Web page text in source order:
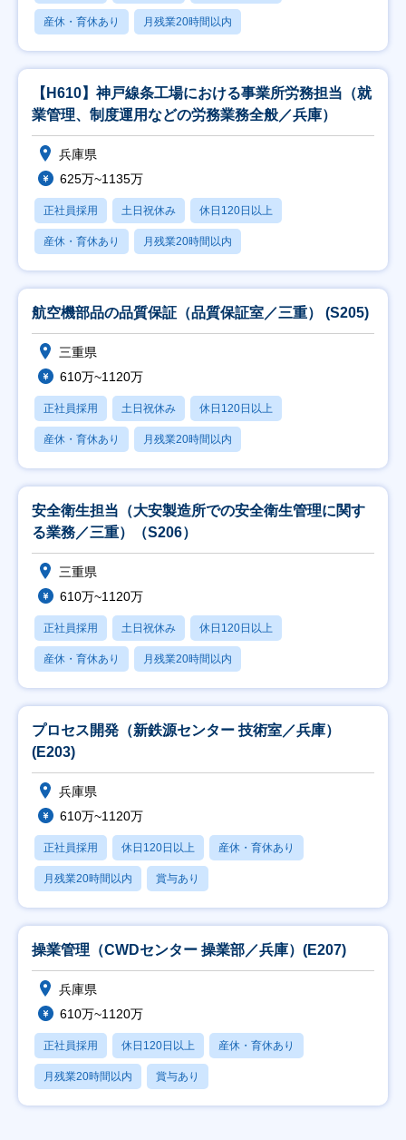
産休・育休あり 月残業20時間以内
【H610】神戸線条工場における事業所労務担当（就
業管理、制度運用などの労務業務全般／兵庫）
兵庫県
625万~1135万
正社員採用 土日祝休み 休日120日以上
産休・育休あり 月残業20時間以内
航空機部品の品質保証（品質保証室／三重） (S205)
三重県
610万~1120万
正社員採用 土日祝休み 休日120日以上
産休・育休あり 月残業20時間以内
安全衛生担当（大安製造所での安全衛生管理に関す
る業務／三重）（S206）
三重県
610万~1120万
正社員採用 土日祝休み 休日120日以上
産休・育休あり 月残業20時間以内
プロセス開発（新鉄源センター 技術室／兵庫）
(E203)
兵庫県
610万~1120万
正社員採用 休日120日以上 産休・育休あり
月残業20時間以内 賞与あり
操業管理（CWDセンター 操業部／兵庫）(E207)
兵庫県
610万~1120万
正社員採用 休日120日以上 産休・育休あり
月残業20時間以内 賞与あり